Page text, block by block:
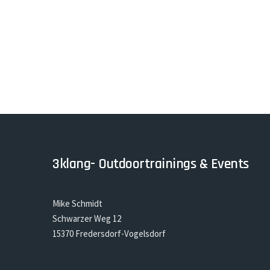
3klang- Outdoortrainings & Events
Mike Schmidt
Schwarzer Weg 12
15370 Fredersdorf-Vogelsdorf